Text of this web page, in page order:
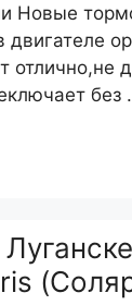
Новые
отлично,не
без